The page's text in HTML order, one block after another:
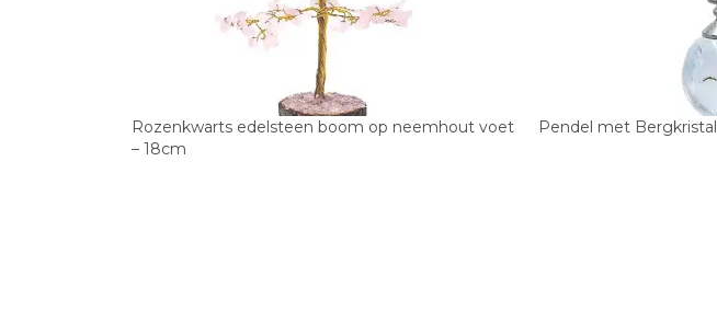
Rozenkwarts edelsteen boom op neemhout voet
– 18cm
Pendel met Bergkristal